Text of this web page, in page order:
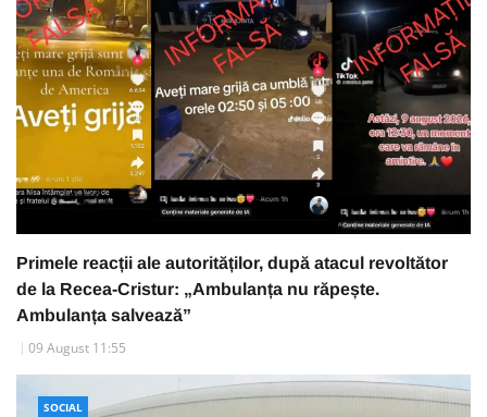
Primele reacții ale autorităților, după atacul revoltător
de la Recea-Cristur: „Ambulanța nu răpește.
Ambulanța salvează”
09 August 11:55
SOCIAL